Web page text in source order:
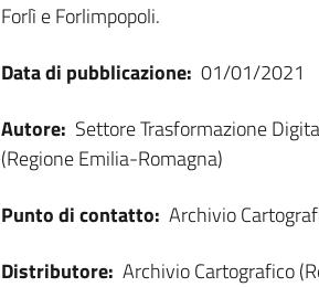
Forlì e Forlimpopoli.
Data di pubblicazione: 01/01/2021
Autore: Settore Trasformazione
(Regione Emilia-Romagna)
Punto di contatto: Archivio
Distributore: Archivio Cartografico